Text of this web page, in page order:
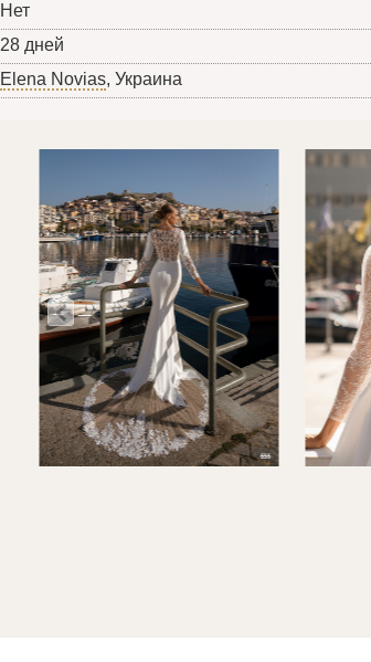
Нет
28 дней
Elena Novias, Украина